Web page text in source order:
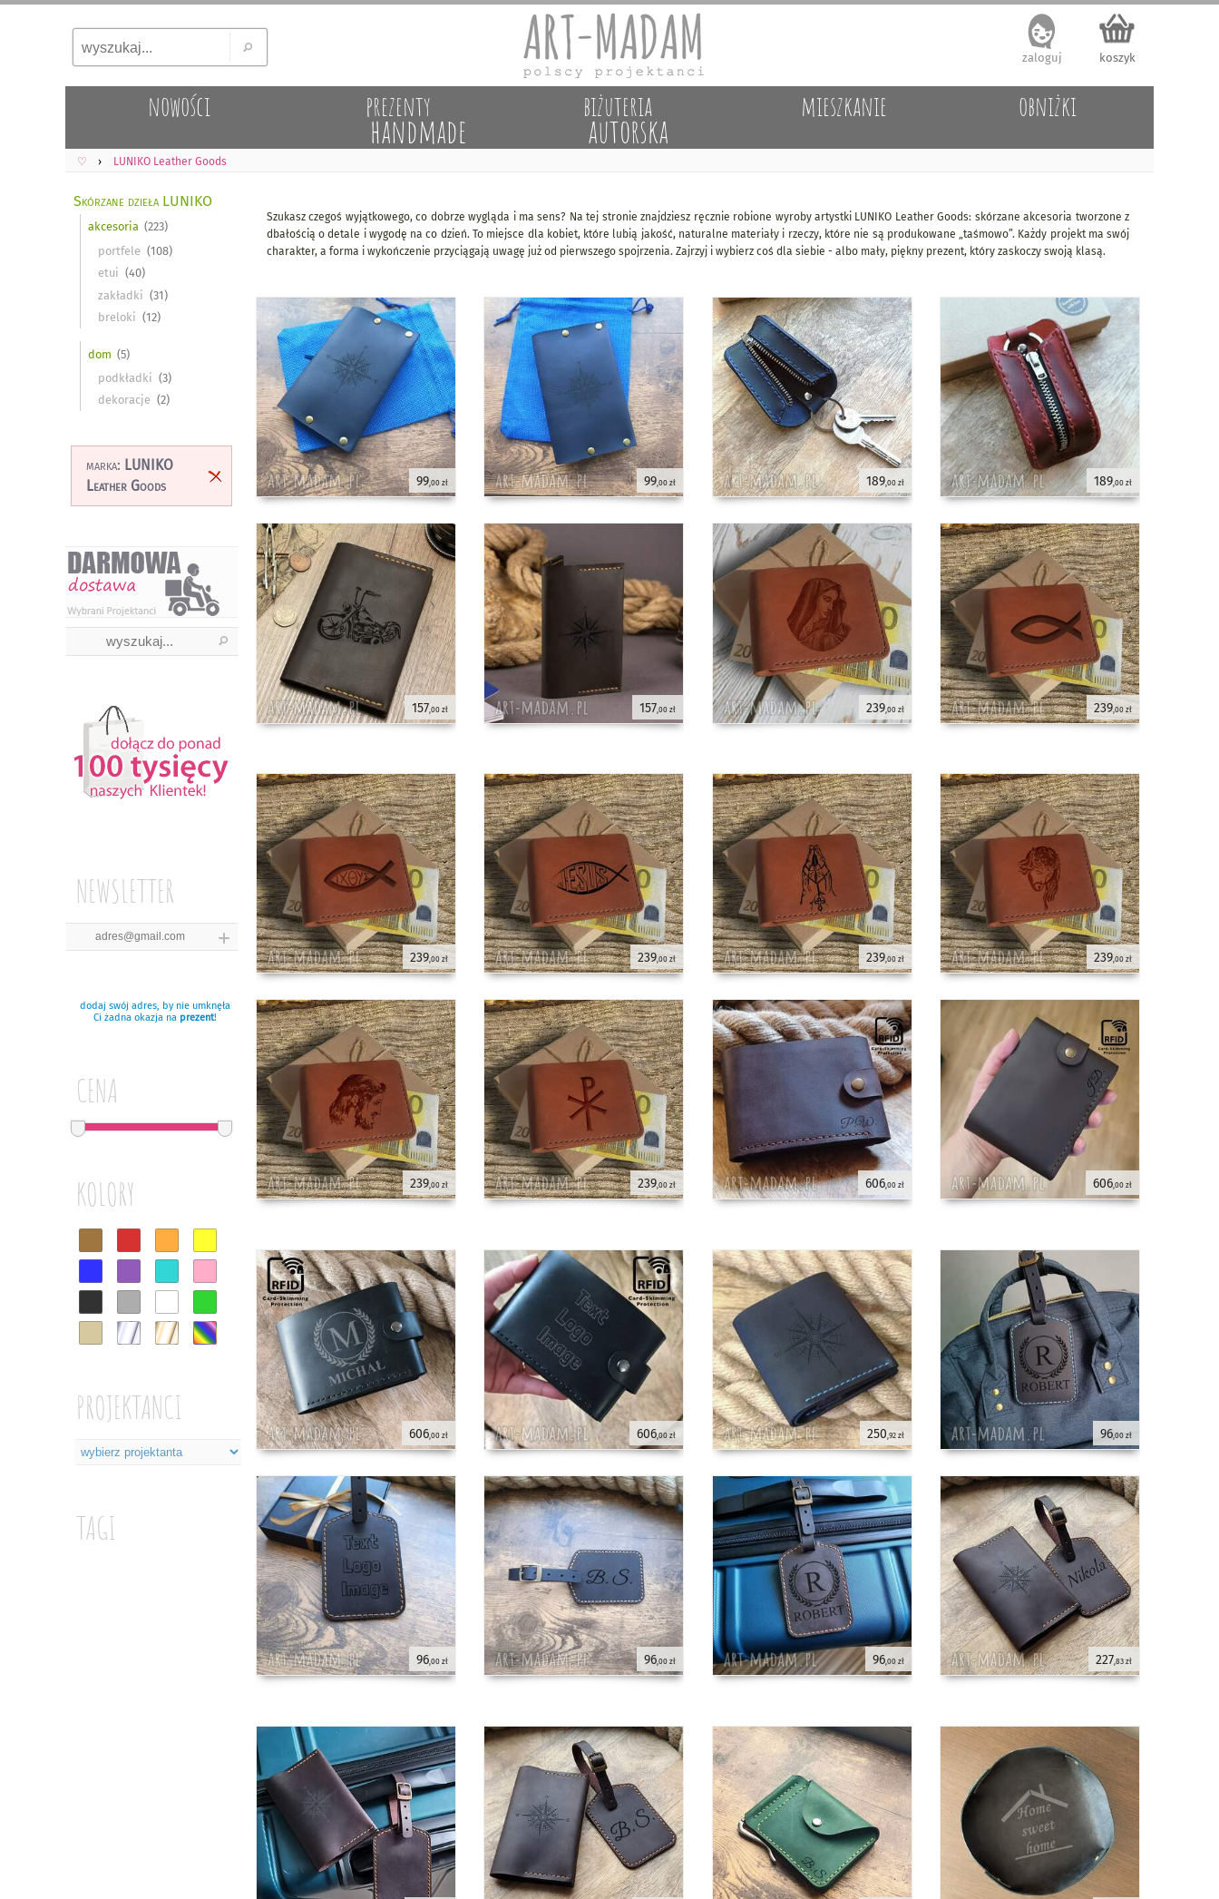
koszyk
zaloguj
nowości prezenty
handmade
biżuteria
autorska
mieszkanie obniżki
♡ LUNIKO Leather Goods
Skórzane dzieła LUNIKO
akcesoria
portfele
etui
zakładki
breloki
dom
podkładki
dekoracje
marka: LUNIKO
Leather Goods
NEWSLETTER
dodaj swój adres, by nie umknęła
Ci żadna okazja na prezent!
CENA
KOLORY
PROJEKTANCI
TAGI
Szukasz czegoś wyjątkowego, co dobrze wygląda i ma sens? Na tej stronie znajdziesz ręcznie robione wyroby artystki LUNIKO Leather Goods: skórzane akcesoria tworzone z
dbałością o detale i wygodę na co dzień. To miejsce dla kobiet, które lubią jakość, naturalne materiały i rzeczy, które nie są produkowane „taśmowo”. Każdy projekt ma swój
charakter, a forma i wykończenie przyciągają uwagę już od pierwszego spojrzenia. Zajrzyj i wybierz coś dla siebie - albo mały, piękny prezent, który zaskoczy swoją klasą.
99,00 zł 99,00 zł
157,00 zł 157,00 zł
189,00 zł 189,00 zł
239,00 zł 239,00 zł
239,00 zł 239,00 zł
239,00 zł 239,00 zł
239,00 zł 239,00 zł
606,00 zł 606,00 zł
606,00 zł 606,00 zł
96,00 zł 96,00 zł
250,92 zł 96,00 zł
96,00 zł 227,83 zł